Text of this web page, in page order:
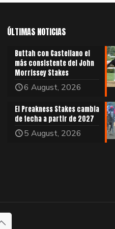
ÚLTIMAS NOTICIAS
Buttah con Castellano el
más consistente del John
Morrissey Stakes
6 August, 2026
El Preakness Stakes cambia
de fecha a partir de 2027
5 August, 2026